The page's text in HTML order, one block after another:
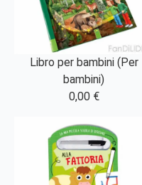
Libro per bambini (Per
bambini)
0,00 €